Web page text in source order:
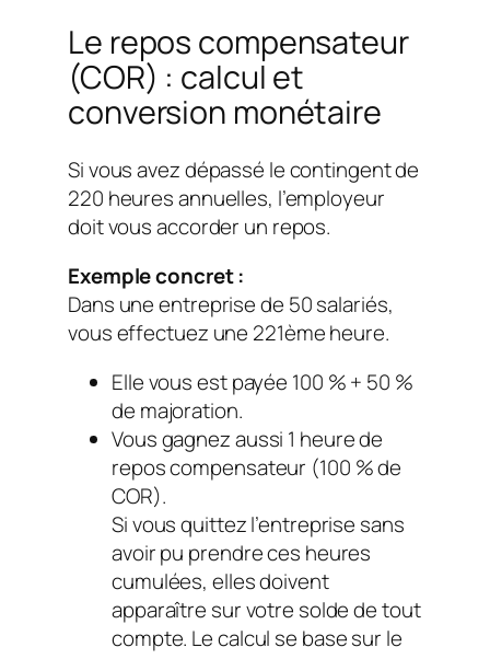
Le repos compensateur
(COR) : calcul et
conversion monétaire
Si vous avez dépassé le contingent de
220 heures annuelles, l’employeur
doit vous accorder un repos.
Exemple concret :
Dans une entreprise de 50 salariés,
vous effectuez une 221ème heure.
Elle vous est payée 100 % + 50 %
de majoration.
Vous gagnez aussi 1 heure de
repos compensateur (100 % de
COR).
Si vous quittez l’entreprise sans
avoir pu prendre ces heures
cumulées, elles doivent
apparaître sur votre solde de tout
compte. Le calcul se base sur le